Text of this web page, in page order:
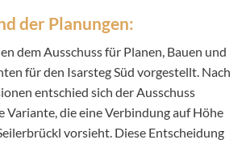
der Planungen:
dem Ausschuss für Planen, Bauen und
für den Isarsteg Süd vorgestellt. Nach
entschied sich der Ausschuss
Variante, die eine Verbindung auf Höhe
vorsieht. Diese Entscheidung